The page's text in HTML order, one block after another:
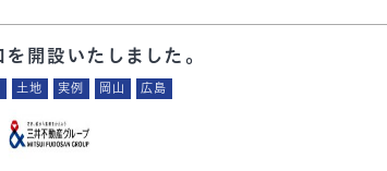
開設いたしました。
土地 実例 岡山 広島